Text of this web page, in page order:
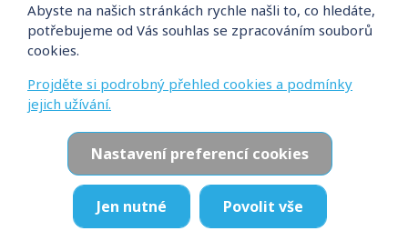
Abyste na našich stránkách rychle našli to, co hledáte,
potřebujeme od Vás souhlas se zpracováním souborů
cookies.
Projděte si podrobný přehled cookies a podmínky
jejich užívání.
Nastavení preferencí cookies
Jen nutné Povolit vše